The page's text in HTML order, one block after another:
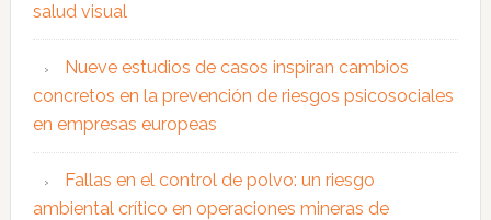
salud visual
Nueve estudios de casos inspiran cambios
concretos en la prevención de riesgos psicosociales
en empresas europeas
Fallas en el control de polvo: un riesgo
ambiental crítico en operaciones mineras de